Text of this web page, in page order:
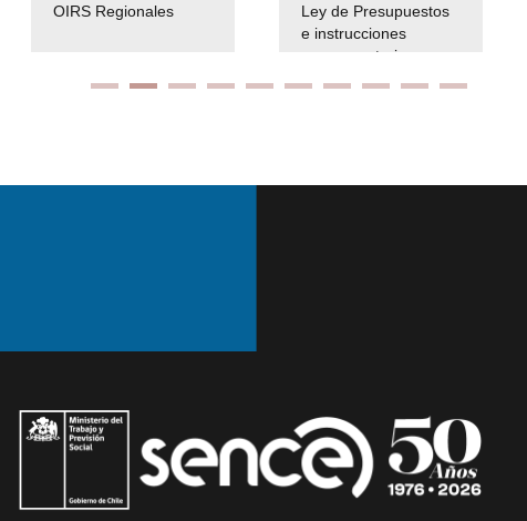
OIRS Regionales
Ley de Presupuestos
e instrucciones
presuspuetarias